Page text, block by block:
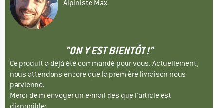
Alpiniste Max
"ON Y EST BIENTÔT !"
Ce produit a déjà été commandé pour vous. Actuellement,
nous attendons encore que la première livraison nous
parvienne.
Merci de m'envoyer un e-mail dès que l'article est
disponible: